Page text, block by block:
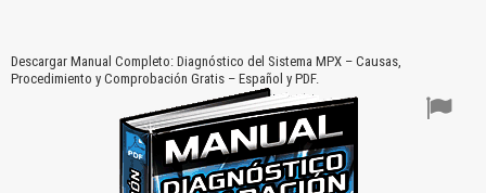
Descargar Manual Completo: Diagnóstico del Sistema MPX – Causas,
Procedimiento y Comprobación Gratis – Español y PDF.